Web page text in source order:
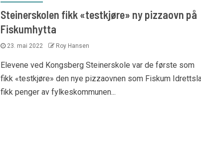
Steinerskolen fikk «testkjøre» ny pizzaovn på
Fiskumhytta
23. mai 2022 Roy Hansen
Elevene ved Kongsberg Steinerskole var de første som
fikk «testkjøre» den nye pizzaovnen som Fiskum
fikk penger av fylkeskommunen...